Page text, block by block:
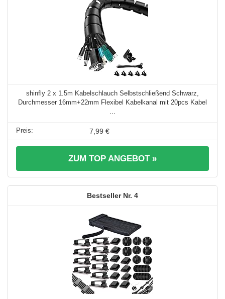
shinfly 2 x 1.5m Kabelschlauch Selbstschließend Schwarz,
Durchmesser 16mm+22mm Flexibel Kabelkanal mit 20pcs Kabel
7,99 €
ZUM TOP ANGEBOT »
4